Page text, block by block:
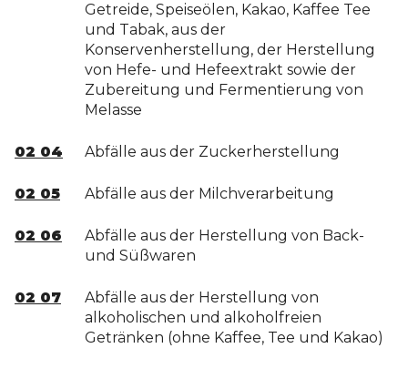
Getreide, Speiseölen, Kakao, Kaffee Tee
und Tabak, aus der
Konservenherstellung, der Herstellung
von Hefe- und Hefeextrakt sowie der
Zubereitung und Fermentierung von
Melasse
02 04 Abfälle aus der Zuckerherstellung
02 05 Abfälle aus der Milchverarbeitung
02 06
Abfälle aus der Herstellung von Back-
und Süßwaren
02 07
Abfälle aus der Herstellung von
alkoholischen und alkoholfreien
Getränken (ohne Kaffee, Tee und Kakao)